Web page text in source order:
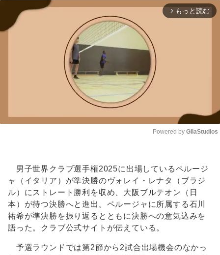
arrow_forward_ios もっと読む
Powered by GliaStudios
男子世界クラブ選手権2025に出場しているペルージ
ャ（イタリア）が準決勝のヴォレイ・レナタ（ブラジ
ル）にストレート勝利を収め、大阪ブルテオン（日
本）が待つ決勝へと進出。ペルージャに所属する石川
祐希が準決勝を振り返るとともに決勝への意気込みを
語った。クラブ公式サイトが伝えている。
予選ラウンドでは第2節から2試合出場機会のなかっ